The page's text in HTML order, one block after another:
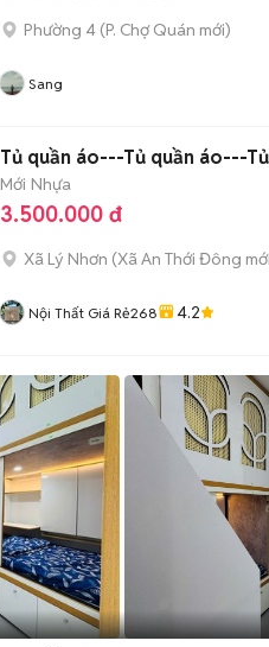
Phường 4 (P. Chợ Quán mới)
Sang
Tủ quần áo---Tủ quần áo---
Mới Nhựa
3.500.000 đ
Xã Lý Nhơn (Xã An Thới Đông
Nội Thất Giá Rẻ268 4.2